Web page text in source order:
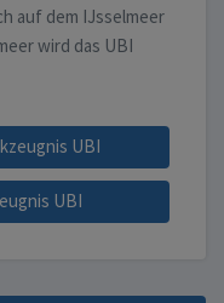
auf dem IJsselmeer
wird das UBI
UBI
UBI